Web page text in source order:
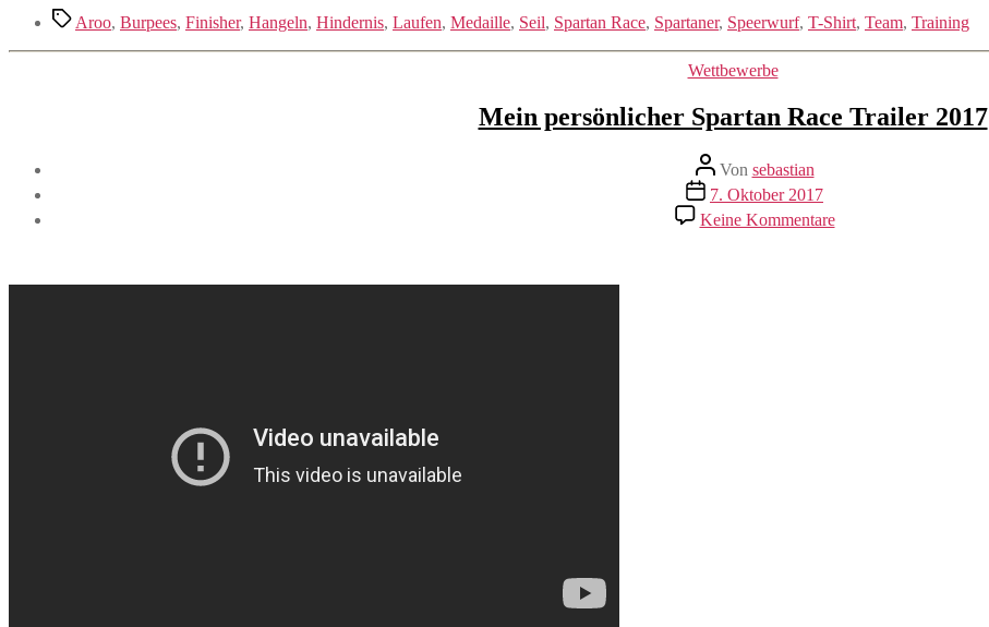
Schlagwörter
Aroo, Burpees, Finisher, Hangeln, Hindernis, Laufen, Medaille, Seil, Spartan Race, Spartaner, Speerwurf, T-Shirt, Team, Training
Kategorien
Wettbewerbe
Mein persönlicher Spartan Race Trailer 2017
Beitragsautor
Von sebastian
Beitragsdatum
7. Oktober 2017
Keine Kommentarezu
Mein